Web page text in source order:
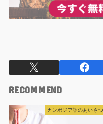
RECOMMEND
カンボジア語のあいさつ